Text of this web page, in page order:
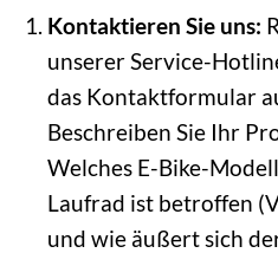
Kontaktieren Sie uns:
unserer Service-
das Kontaktformular
Beschreiben Sie Ihr
Welches E-Bike-
Laufrad ist betroffen
und wie äußert sich